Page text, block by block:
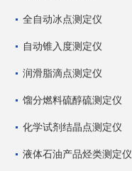
全自动冰点测定仪
自动锥入度测定仪
润滑脂滴点测定仪
馏分燃料硫醇硫测定仪
化学试剂结晶点测定仪
液体石油产品烃类测定仪